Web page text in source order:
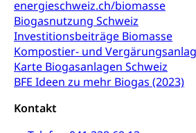
energieschweiz.ch/biomasse
Biogasnutzung Schweiz
Investitionsbeiträge Biomasse
Kompostier- und
Karte Biogasanlagen Schweiz
BFE Ideen zu mehr Biogas (2023)
Kontakt
Transportmittel, öffentlicher Verkehr
Verkehrsverbund
Öffentlicher Verkehr
Schifffahrt
Schiffsverkehr, Binnenschifffahrt,
Flussschifffahrt
Strasse
Autoverkehr, Lastwagenverkehr,